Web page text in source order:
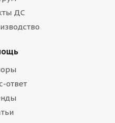
ДС
ответ